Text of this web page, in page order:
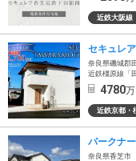
近鉄大阪線
セキュレ
奈良県磯城郡
近鉄橿原線「
4780
近鉄京都・
奈良県香芝市